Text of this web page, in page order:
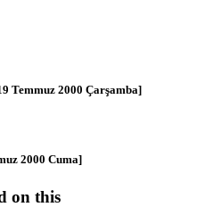
Temmuz 2000 Çarşamba]
2000 Cuma]
on this